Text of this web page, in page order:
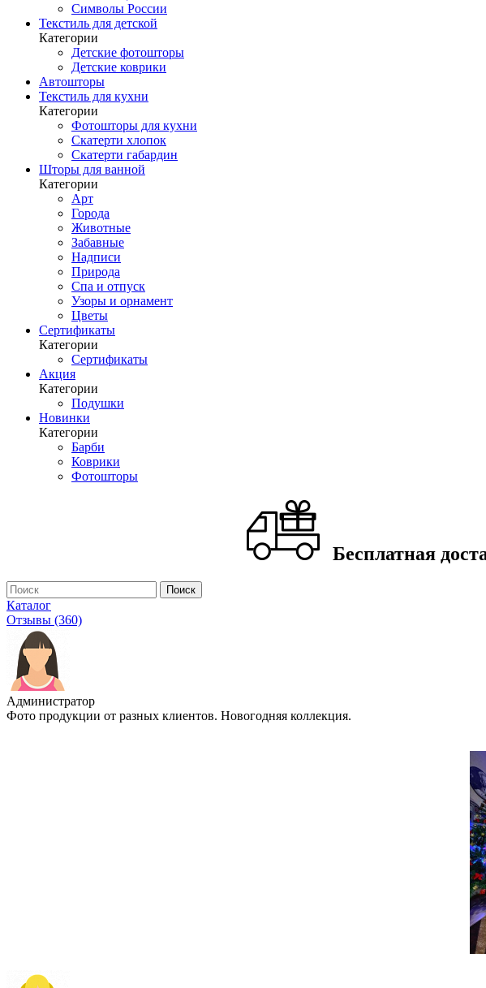
Символы России
Текстиль для детской
Категории
Детские фотошторы
Детские коврики
Автошторы
Текстиль для кухни
Категории
Фотошторы для кухни
Скатерти хлопок
Скатерти габардин
Шторы для ванной
Категории
Арт
Города
Животные
Забавные
Надписи
Природа
Спа и отпуск
Узоры и орнамент
Цветы
Сертификаты
Категории
Сертификаты
Акция
Категории
Подушки
Новинки
Категории
Барби
Коврики
Фотошторы
Бесплатная
Каталог
Отзывы (360)
Администратор
Фото продукции от разных клиентов. Новогодняя коллекция.